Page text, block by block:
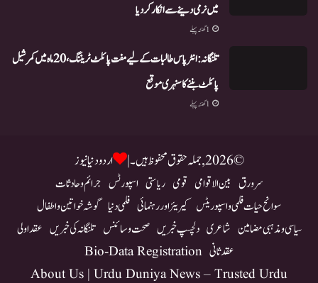
میں نرمی دینے سے انکار کر دیا
1 گھنٹہ پہلے
تلنگانہ: انٹر پاس طالبات کے لیے مفت پائلٹ ٹریننگ، 20 ماہ میں کمرشیل
پائلٹ بننے کا سنہری موقع
1 گھنٹہ پہلے
© 2026, جملہ حقوق محفوظ ہیں۔ | اردو دنیا نیوز
سرورق بین الاقوامی قومی ریاستی اسپورٹس جرائم و حادثات
سوانح حیات فلمی و اسپوریٹس کیریئر اور رہنمائی فلمی دنیا گوشہ خواتین و اطفال
سیاسی و مذہبی مضامین شاعری دلچسپ خبریں صحت و سائنس تلنگانہ کی خبریں عقد اولی
عقد ثانی Bio-Data Registration
About Us | Urdu Duniya News – Trusted Urdu